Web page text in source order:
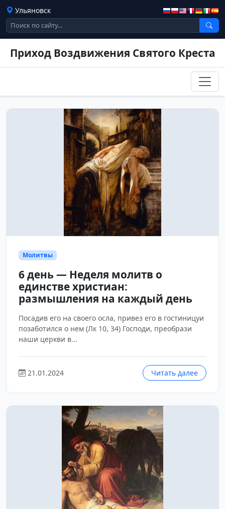
Ульяновск
Приход Воздвижения Святого Креста
Молитвы
6 день — Неделя молитв о
единстве христиан:
размышления на каждый день
Посадив его на своего осла, привез его в гостиницуи
позаботился о нем (Лк 10, 34) Господи, преобрази
наши церкви в...
21.01.2024 Читать далее